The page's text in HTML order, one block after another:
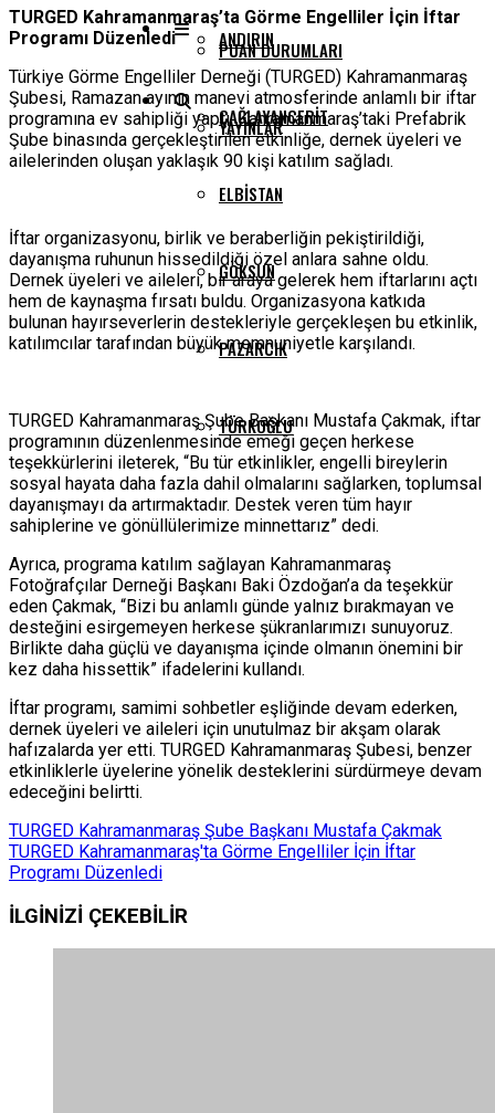
PUAN DURUMLARI
YAYINLAR
ANDIRIN
ÇAĞLAYANCERIT
ELBISTAN
GÖKSUN
PAZARCIK
TÜRKOĞLU
TURGED Kahramanmaraş’ta Görme Engelliler İçin İftar
Programı Düzenledi
Türkiye Görme Engelliler Derneği (TURGED) Kahramanmaraş
Şubesi, Ramazan ayının manevi atmosferinde anlamlı bir iftar
programına ev sahipliği yaptı. Kahramanmaraş’taki Prefabrik
Şube binasında gerçekleştirilen etkinliğe, dernek üyeleri ve
ailelerinden oluşan yaklaşık 90 kişi katılım sağladı.
İftar organizasyonu, birlik ve beraberliğin pekiştirildiği,
dayanışma ruhunun hissedildiği özel anlara sahne oldu.
Dernek üyeleri ve aileleri, bir araya gelerek hem iftarlarını açtı
hem de kaynaşma fırsatı buldu. Organizasyona katkıda
bulunan hayırseverlerin destekleriyle gerçekleşen bu etkinlik,
katılımcılar tarafından büyük memnuniyetle karşılandı.
TURGED Kahramanmaraş Şube Başkanı Mustafa Çakmak, iftar
programının düzenlenmesinde emeği geçen herkese
teşekkürlerini ileterek, “Bu tür etkinlikler, engelli bireylerin
sosyal hayata daha fazla dahil olmalarını sağlarken, toplumsal
dayanışmayı da artırmaktadır. Destek veren tüm hayır
sahiplerine ve gönüllülerimize minnettarız” dedi.
Ayrıca, programa katılım sağlayan Kahramanmaraş
Fotoğrafçılar Derneği Başkanı Baki Özdoğan’a da teşekkür
eden Çakmak, “Bizi bu anlamlı günde yalnız bırakmayan ve
desteğini esirgemeyen herkese şükranlarımızı sunuyoruz.
Birlikte daha güçlü ve dayanışma içinde olmanın önemini bir
kez daha hissettik” ifadelerini kullandı.
İftar programı, samimi sohbetler eşliğinde devam ederken,
dernek üyeleri ve aileleri için unutulmaz bir akşam olarak
hafızalarda yer etti. TURGED Kahramanmaraş Şubesi, benzer
etkinliklerle üyelerine yönelik desteklerini sürdürmeye devam
edeceğini belirtti.
TURGED Kahramanmaraş Şube Başkanı Mustafa Çakmak
TURGED Kahramanmaraş'ta Görme Engelliler İçin İftar
Programı Düzenledi
İLGİNİZİ ÇEKEBİLİR